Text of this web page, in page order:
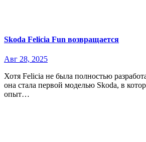
Skoda Felicia Fun возвращается
Авг 28, 2025
Хотя Felicia не была полностью разработана концерном VW,
она стала первой моделью Skoda, в
опыт…